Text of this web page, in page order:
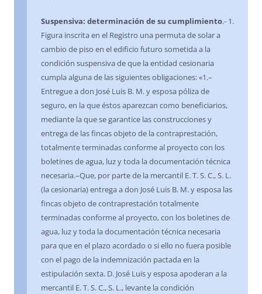
Suspensiva: determinación de su cumplimiento.- 1.
Figura inscrita en el Registro una permuta de solar a
cambio de piso en el edificio futuro sometida a la
condición suspensiva de que la entidad cesionaria
cumpla alguna de las siguientes obligaciones: «1.–
Entregue a don José Luis B. M. y esposa póliza de
seguro, en la que éstos aparezcan como beneficiarios,
mediante la que se garantice las construcciones y
entrega de las fincas objeto de la contraprestación,
totalmente terminadas conforme al proyecto con los
boletines de agua, luz y toda la documentación técnica
necesaria.–Que, por parte de la mercantil E. T. S. C., S. L.
(la cesionaria) entrega a don José Luis B. M. y esposa las
fincas objeto de contraprestación totalmente
terminadas conforme al proyecto, con los boletines de
agua, luz y toda la documentación técnica necesaria
para que en el plazo acordado o si ello no fuera posible
con el pago de la indemnización pactada en la
estipulación sexta. D. José Luis y esposa apoderan a la
mercantil E. T. S. C., S. L., levante la condición